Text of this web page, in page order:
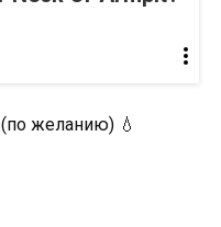
желанию) 💧